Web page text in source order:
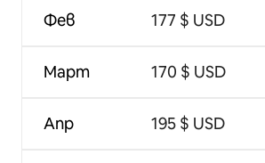
Фев
Март
Апр
177 $ USD
170 $ USD
195 $ USD